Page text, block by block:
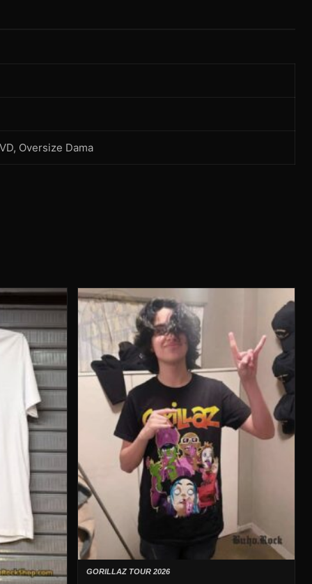
Oversize Dama
GORILLAZ TOUR 2026